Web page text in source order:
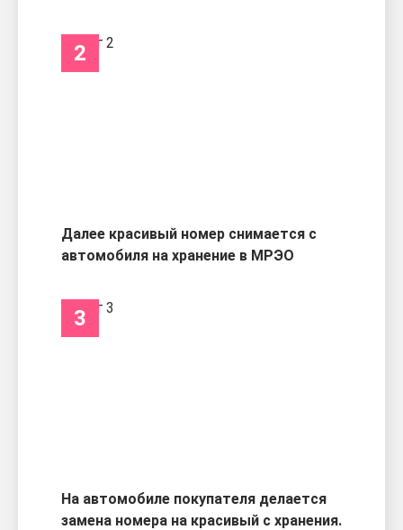
2
Далее красивый номер снимается с
автомобиля на хранение в МРЭО
3
На автомобиле покупателя делается
замена номера на красивый с хранения.